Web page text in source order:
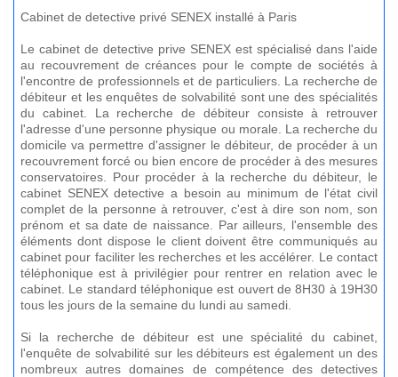
Cabinet de detective privé SENEX installé à Paris
Le cabinet de detective prive SENEX est spécialisé dans l'aide
au recouvrement de créances pour le compte de sociétés à
l'encontre de professionnels et de particuliers. La recherche de
débiteur et les enquêtes de solvabilité sont une des spécialités
du cabinet. La recherche de débiteur consiste à retrouver
l'adresse d'une personne physique ou morale. La recherche du
domicile va permettre d'assigner le débiteur, de procéder à un
recouvrement forcé ou bien encore de procéder à des mesures
conservatoires. Pour procéder à la recherche du débiteur, le
cabinet SENEX detective a besoin au minimum de l'état civil
complet de la personne à retrouver, c'est à dire son nom, son
prénom et sa date de naissance. Par ailleurs, l'ensemble des
éléments dont dispose le client doivent être communiqués au
cabinet pour faciliter les recherches et les accélérer. Le contact
téléphonique est à privilégier pour rentrer en relation avec le
cabinet. Le standard téléphonique est ouvert de 8H30 à 19H30
tous les jours de la semaine du lundi au samedi.
Si la recherche de débiteur est une spécialité du cabinet,
l'enquête de solvabilité sur les débiteurs est également un des
nombreux autres domaines de compétence des detectives